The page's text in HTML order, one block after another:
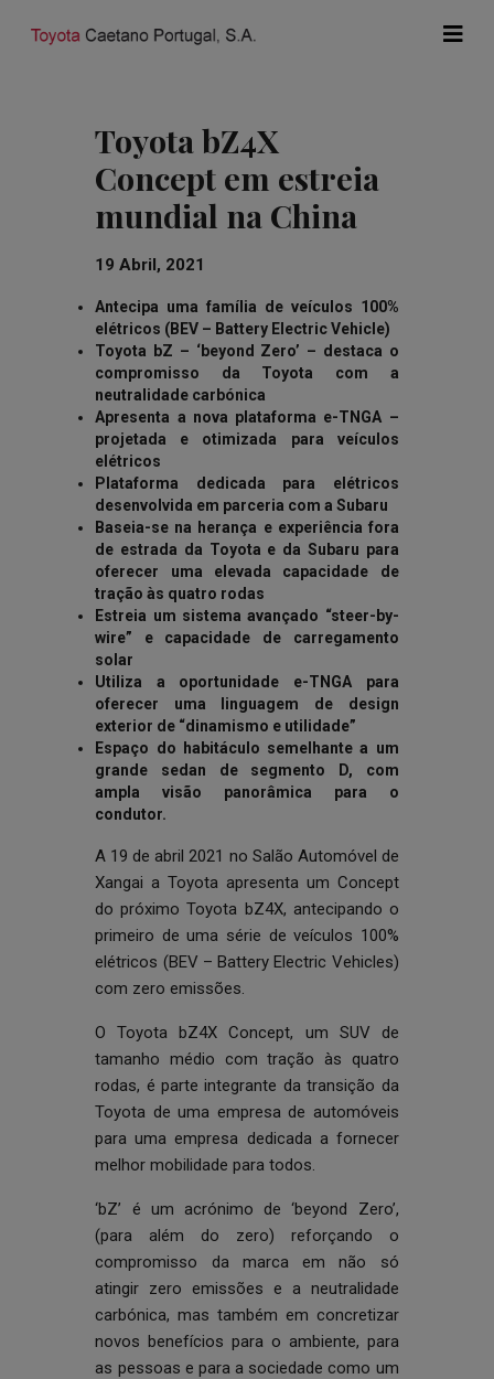
Toyota bZ4X
Concept em estreia
mundial na China
19 Abril, 2021
Antecipa uma família de veículos 100%
elétricos (BEV – Battery Electric Vehicle)
Toyota bZ – ‘beyond Zero’ – destaca o
compromisso da Toyota com a
neutralidade carbónica
Apresenta a nova plataforma e-TNGA –
projetada e otimizada para veículos
elétricos
Plataforma dedicada para elétricos
desenvolvida em parceria com a Subaru
Baseia-se na herança e experiência fora
de estrada da Toyota e da Subaru para
oferecer uma elevada capacidade de
tração às quatro rodas
Estreia um sistema avançado “steer-by-
wire” e capacidade de carregamento
solar
Utiliza a oportunidade e-TNGA para
oferecer uma linguagem de design
exterior de “dinamismo e utilidade”
Espaço do habitáculo semelhante a um
grande sedan de segmento D, com
ampla visão panorâmica para o
condutor.
A 19 de abril 2021 no Salão Automóvel de
Xangai a Toyota apresenta um Concept
do próximo Toyota bZ4X, antecipando o
primeiro de uma série de veículos 100%
elétricos (BEV – Battery Electric Vehicles)
com zero emissões.
O Toyota bZ4X Concept, um SUV de
tamanho médio com tração às quatro
rodas, é parte integrante da transição da
Toyota de uma empresa de automóveis
para uma empresa dedicada a fornecer
melhor mobilidade para todos.
‘bZ’ é um acrónimo de ‘beyond Zero’,
(para além do zero) reforçando o
compromisso da marca em não só
atingir zero emissões e a neutralidade
carbónica, mas também em concretizar
novos benefícios para o ambiente, para
as pessoas e para a sociedade como um